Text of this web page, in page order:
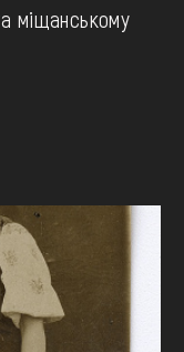
міщанському